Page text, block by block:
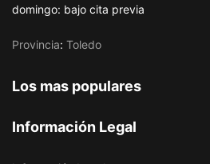
domingo: bajo cita previa
Provincia: Toledo
Los mas populares
Información Legal